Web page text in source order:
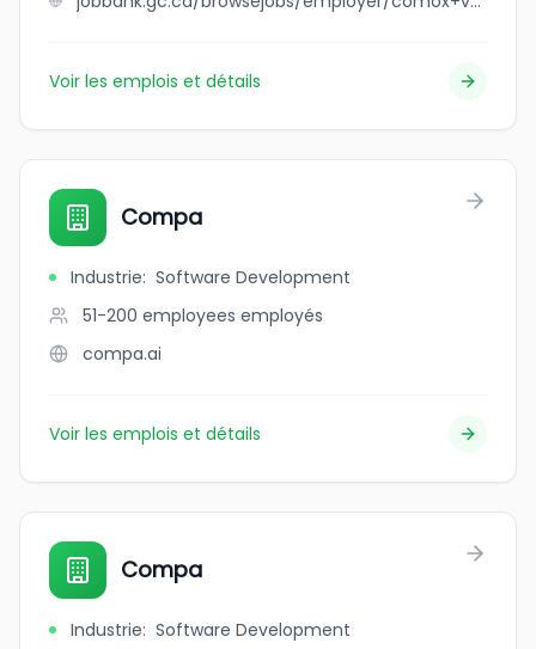
Voir les emplois et détails
Compa
Industrie: Software Development
51-200 employees employés
compa.ai
Voir les emplois et détails
Compa
Industrie: Software Development